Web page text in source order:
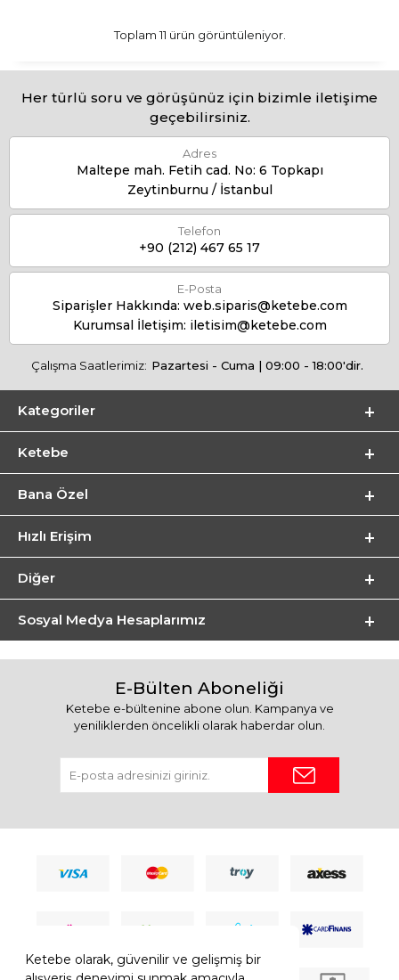
Ketebe olarak, güvenilir ve gelişmiş bir
Toplam 11 ürün görüntüleniyor.
Her türlü soru ve görüşünüz için bizimle iletişime
geçebilirsiniz.
Adres
Maltepe mah. Fetih cad. No: 6 Topkapı
Zeytinburnu / İstanbul
Telefon
+90 (212) 467 65 17
E-Posta
Siparişler Hakkında: web.siparis@ketebe.com
Kurumsal İletişim: iletisim@ketebe.com
Çalışma Saatlerimiz: Pazartesi - Cuma | 09:00 - 18:00'dir.
Kategoriler
Ketebe
Bana Özel
Hızlı Erişim
Diğer
Sosyal Medya Hesaplarımız
E-Bülten Aboneliği
Ketebe e-bültenine abone olun. Kampanya ve
yeniliklerden öncelikli olarak haberdar olun.